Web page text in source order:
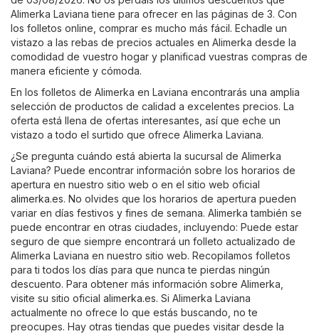
Alimerka Laviana tiene para ofrecer en las páginas de 3. Con
los folletos online, comprar es mucho más fácil. Echadle un
vistazo a las rebas de precios actuales en Alimerka desde la
comodidad de vuestro hogar y planificad vuestras compras de
manera eficiente y cómoda.
En los folletos de Alimerka en Laviana encontrarás una amplia
selección de productos de calidad a excelentes precios. La
oferta está llena de ofertas interesantes, así que eche un
vistazo a todo el surtido que ofrece Alimerka Laviana.
¿Se pregunta cuándo está abierta la sucursal de Alimerka
Laviana? Puede encontrar información sobre los horarios de
apertura en nuestro sitio web o en el sitio web oficial
alimerka.es. No olvides que los horarios de apertura pueden
variar en días festivos y fines de semana. Alimerka también se
puede encontrar en otras ciudades, incluyendo: Puede estar
seguro de que siempre encontrará un folleto actualizado de
Alimerka Laviana en nuestro sitio web. Recopilamos folletos
para ti todos los días para que nunca te pierdas ningún
descuento. Para obtener más información sobre Alimerka,
visite su sitio oficial alimerka.es. Si Alimerka Laviana
actualmente no ofrece lo que estás buscando, no te
preocupes. Hay otras tiendas que puedes visitar desde la